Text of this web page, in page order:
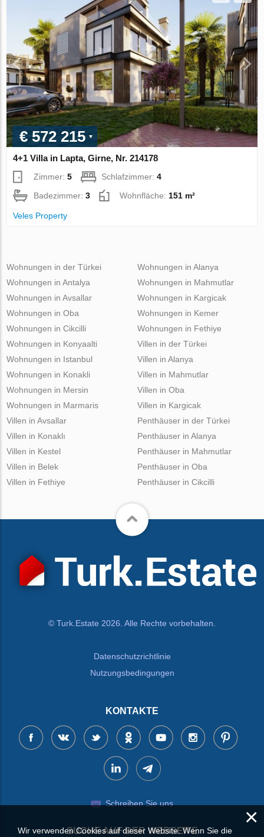
€ 572 215
4+1 Villa in Lapta, Girne, Nr. 214178
Zimmer:5 Schlafzimmer:4
Badezimmer:3 Wohnfläche: 151 m²
Veles Property
Wohnungen in der Türkei
Wohnungen in Antalya
Wohnungen in Avsallar
Wohnungen in Oba
Wohnungen in Cikcilli
Wohnungen in Alanya
Wohnungen in Mahmutlar
Wohnungen in Kargicak
Wohnungen in Kemer
Wohnungen in Fethiye
Wohnungen in Konyaalti
Wohnungen in Istanbul
Wohnungen in Konakli
Wohnungen in Mersin
Wohnungen in Marmaris
Villen in der Türkei
Villen in Alanya
Villen in Mahmutlar
Villen in Oba
Villen in Kargicak
Villen in Avsallar
Villen in Konaklı
Villen in Kestel
Villen in Belek
Villen in Fethiye
Penthäuser in der Türkei
Penthäuser in Alanya
Penthäuser in Mahmutlar
Penthäuser in Oba
Penthäuser in Cikcilli
© Turk.Estate 2026. Alle Rechte vorbehalten.
Datenschutzrichtlinie
Nutzungsbedingungen
KONTAKTE
Schreiben Sie uns
SUCHE AUF DER WEBSEITE
×
Wir verwenden Cookies auf dieser Website. Wenn Sie die